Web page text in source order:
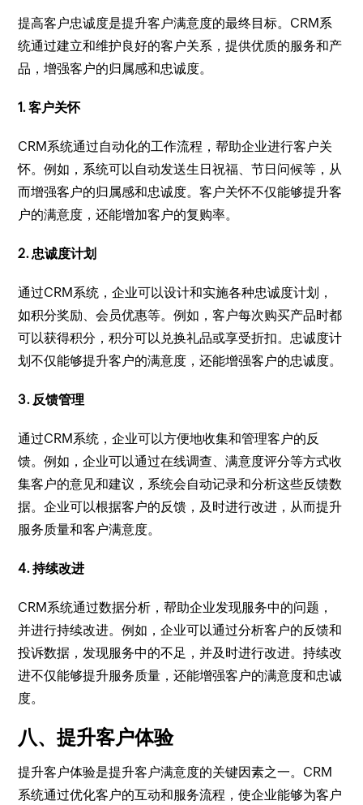
提高客户忠诚度是提升客户满意度的最终目标。CRM系
统通过建立和维护良好的客户关系，提供优质的服务和产
品，增强客户的归属感和忠诚度。
1. 客户关怀
CRM系统通过自动化的工作流程，帮助企业进行客户关
怀。例如，系统可以自动发送生日祝福、节日问候等，从
而增强客户的归属感和忠诚度。客户关怀不仅能够提升客
户的满意度，还能增加客户的复购率。
2. 忠诚度计划
通过CRM系统，企业可以设计和实施各种忠诚度计划，
如积分奖励、会员优惠等。例如，客户每次购买产品时都
可以获得积分，积分可以兑换礼品或享受折扣。忠诚度计
划不仅能够提升客户的满意度，还能增强客户的忠诚度。
3. 反馈管理
通过CRM系统，企业可以方便地收集和管理客户的反
馈。例如，企业可以通过在线调查、满意度评分等方式收
集客户的意见和建议，系统会自动记录和分析这些反馈数
据。企业可以根据客户的反馈，及时进行改进，从而提升
服务质量和客户满意度。
4. 持续改进
CRM系统通过数据分析，帮助企业发现服务中的问题，
并进行持续改进。例如，企业可以通过分析客户的反馈和
投诉数据，发现服务中的不足，并及时进行改进。持续改
进不仅能够提升服务质量，还能增强客户的满意度和忠诚
度。
八、提升客户体验
提升客户体验是提升客户满意度的关键因素之一。CRM
系统通过优化客户的互动和服务流程，使企业能够为客户